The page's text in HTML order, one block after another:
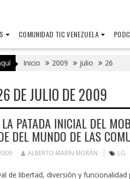
COMUNIDAD TIC VENEZUELA
Inicio 2009 julio 26
DE JULIO DE 2009
PATADA INICIAL DEL
DEL MUNDO DE LAS
ALBERTO MARÍN MORÁN LG
de libertad, diversión y